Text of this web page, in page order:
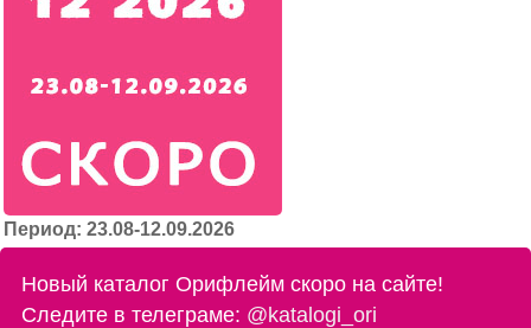
Период: 23.08-12.09.2026
Новый каталог Орифлейм скоро на сайте!
Следите в телеграме: @katalogi_ori